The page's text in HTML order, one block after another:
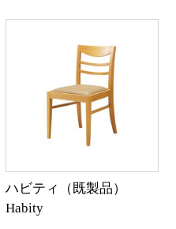
ハビティ（既製品）
Habity